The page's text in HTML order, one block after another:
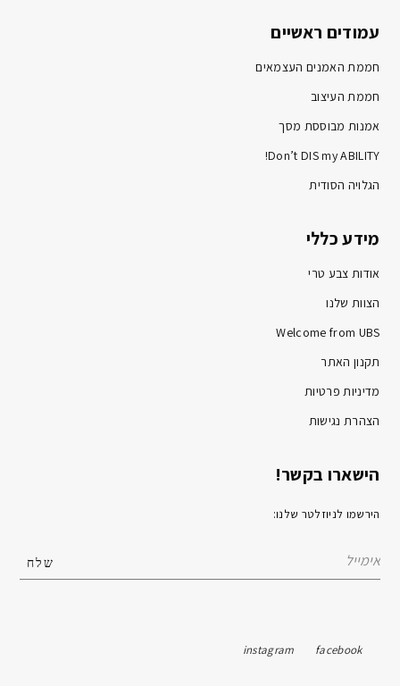
עמודים ראשיים
חממת האמנים העצמאים
חממת העיצוב
אמנות מבוססת מסך
Don’t DIS my ABILITY!
הגלויה הסודית
מידע כללי
אודות צבע טרי
הצוות שלנו
Welcome from UBS
תקנון האתר
מדיניות פרטיות
הצהרת נגישות
הישארו בקשר!
הירשמו לניוזלטר שלנו:
facebook
instagram